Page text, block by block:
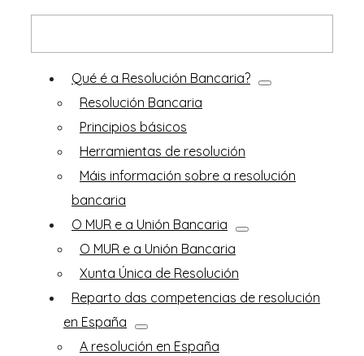
Qué é a Resolución Bancaria?
Resolución Bancaria
Principios básicos
Herramientas de resolución
Máis información sobre a resolución
bancaria
O MUR e a Unión Bancaria
O MUR e a Unión Bancaria
Xunta Única de Resolución
Reparto das competencias de resolución
en España
A resolución en España